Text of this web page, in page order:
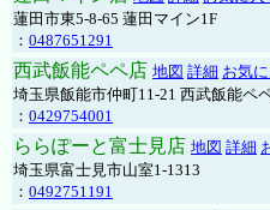
蓮田市東5-8-65 蓮田マイン1F
： 0487651291
西武飯能ペペ店 地図 詳細 お気
埼玉県飯能市仲町11-21 西武飯能ペ
： 0429754001
ららぽーと富士見店 地図 詳細
埼玉県富士見市山室1-1313
： 0492751191